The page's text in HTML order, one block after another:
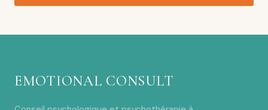
EMOTIONAL CONSULT